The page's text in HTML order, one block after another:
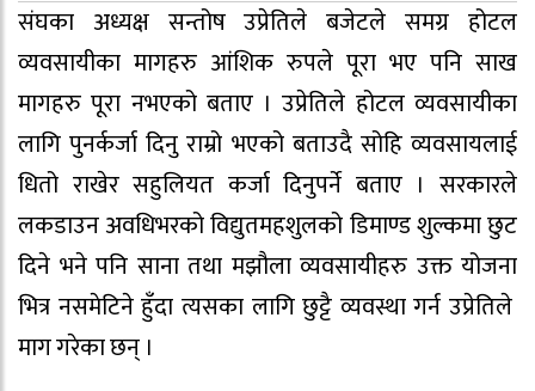
संघका अध्यक्ष सन्तोष उप्रेतिले बजेटले समग्र होटल
व्यवसायीका मागहरु आंशिक रुपले पूरा भए पनि साख
मागहरु पूरा नभएको बताए । उप्रेतिले होटल व्यवसायीका
लागि पुनर्कर्जा दिनु राम्रो भएको बताउदै सोहि व्यवसायलाई
धितो राखेर सहुलियत कर्जा दिनुपर्ने बताए । सरकारले
लकडाउन अवधिभरको विद्युतमहशुलको डिमाण्ड शुल्कमा छुट
दिने भने पनि साना तथा मझौला व्यवसायीहरु उक्त योजना
भित्र नसमेटिने हुँदा त्यसका लागि छुट्टै व्यवस्था गर्न उप्रेतिले
माग गरेका छन् ।